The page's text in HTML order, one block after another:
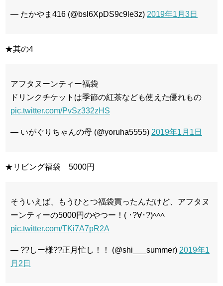
— たかやま416 (@bsl6XpDS9c9le3z) 2019年1月3日
★其の4
アフタヌーンティー福袋
ドリンクチケットは季節の紅茶なども使えた優れもの
pic.twitter.com/PvSz332zHS
— いがぐりちゃんの母 (@yoruha5555) 2019年1月1日
★リビング福袋 5000円
そういえば、もうひとつ福袋買ったんだけど、アフタヌ
ーンティーの5000円のやつー！( ･?∀･?)ﾍﾍﾍ
pic.twitter.com/TKi7A7pR2A
— ??しー様??正月忙し！！ (@shi___summer) 2019年1
月2日